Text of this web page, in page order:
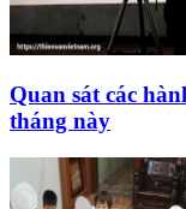
Quan sát các
tháng này